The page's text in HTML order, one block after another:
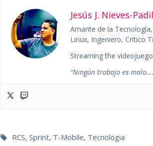
Jesús J. Nieves-
Amante de la
Linux, Ingeniero, Critico
Streaming the
“Ningún trabajo es
RCS,Sprint, T-Mobile, Tecnologia